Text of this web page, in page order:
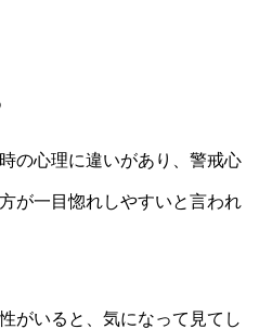
の心理に違いがあり、警戒心
が一目惚れしやすいと言われ
がいると、気になって見てし